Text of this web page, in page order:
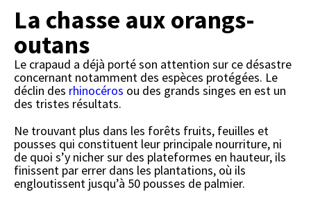
La chasse aux orangs-
outans
Le crapaud a déjà porté son attention sur ce désastre
concernant notamment des espèces protégées. Le
déclin des rhinocéros ou des grands singes en est un
des tristes résultats.
Ne trouvant plus dans les forêts fruits, feuilles et
pousses qui constituent leur principale nourriture, ni
de quoi s’y nicher sur des plateformes en hauteur, ils
finissent par errer dans les plantations, où ils
engloutissent jusqu’à 50 pousses de palmier.